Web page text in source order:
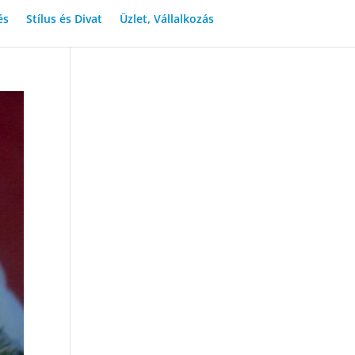
Stílus és Divat Üzlet, Vállalkozás